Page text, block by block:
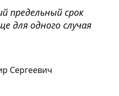
предельный срок
для одного случая
Сергеевич